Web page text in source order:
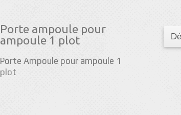
Porte ampoule pour
ampoule 1 plot
Porte Ampoule pour ampoule 1
plot